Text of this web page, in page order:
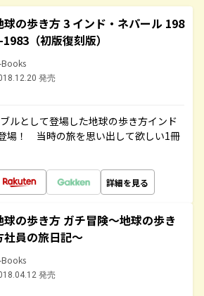
球の歩き方 3 インド・ネパール 198
1983（初版復刻版）
Books
発売
ルとして登場した地球の歩き方インド
場！ 当時の旅を思い出して欲しい1冊
詳細を見る
球の歩き方 ガチ冒険～地球の歩き
社員の旅日記～
Books
発売